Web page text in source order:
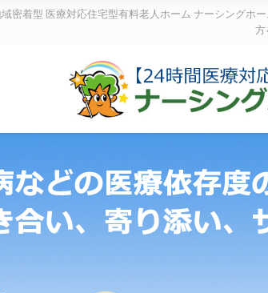
域密着型 医療対応住宅型有料老人ホーム ナーシングホ
方